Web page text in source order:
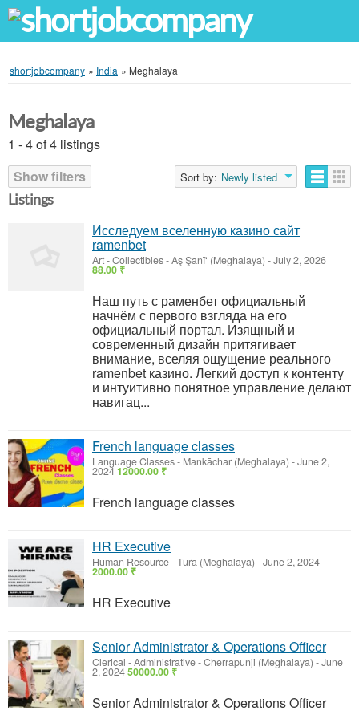
shortjobcompany » India » Meghalaya
Meghalaya
1 - 4 of 4 listings
Show filters
Sort by: Newly listed
Listings
Исследуем вселенную казино сайт
ramenbet
Art - Collectibles-Aş Şanī‘ (Meghalaya) -July 2, 2026
88.00 ₹
Наш путь с раменбет официальный
начнём с первого взгляда на его
официальный портал. Изящный и
современный дизайн притягивает
внимание, вселяя ощущение реального
ramenbet казино. Легкий доступ к контенту
и интуитивно понятное управление делают
навигац...
French language classes
Language Classes- Mankāchar (Meghalaya) -June 2,
202412000.00 ₹
French language classes
HR Executive
Human Resource-Tura (Meghalaya) -June 2, 2024
2000.00 ₹
HR Executive
Senior Administrator & Operations Officer
Clerical - Administrative-Cherrapunji (Meghalaya) -June
2, 202450000.00 ₹
Senior Administrator & Operations Officer